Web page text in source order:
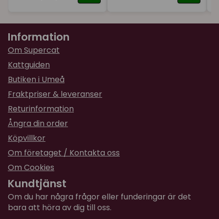
för 1 år sedan
Verkar vara bra, har inte använt den ännu.
Maria
Bra.
Cecilia
för 1 år sedan
Bra behållare för ägarens kontaktuppgifter.
Cecilia
för 2 år sedan
Lena
för 2 år sedan
★★ ★ ★★
Information
Om Supercat
Kattguiden
Butiken i Umeå
Fraktpriser & leveranser
Returinformation
Ångra din order
Köpvillkor
Om företaget / Kontakta oss
Om Cookies
Kundtjänst
Om du har några frågor eller funderingar är det
bara att höra av dig till oss.